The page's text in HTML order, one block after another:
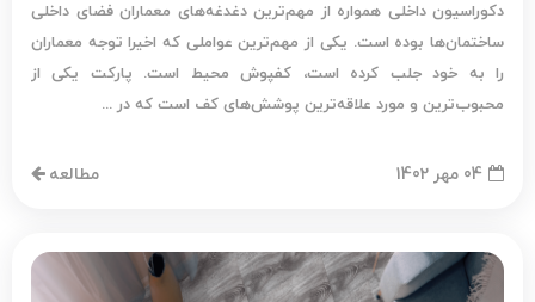
دکوراسیون داخلی همواره از مهم‌ترین دغدغه‌های معماران فضای داخلی
ساختمان‌ها بوده است. یکی از مهم‌ترین عواملی که اخیرا توجه معماران
را به خود جلب کرده است، کفپوش محیط است. پارکت یکی از
محبوب‌ترین و مورد علاقه‌ترین پوشش‌های کف است که در ...
04 مهر 1402 مطالعه